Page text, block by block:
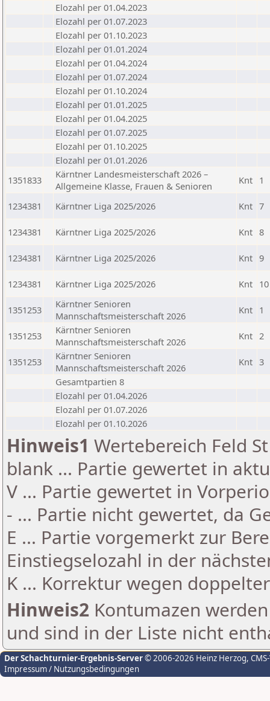
Elozahl per 01.04.2023
Elozahl per 01.07.2023
Elozahl per 01.10.2023
Elozahl per 01.01.2024
Elozahl per 01.04.2024
Elozahl per 01.07.2024
Elozahl per 01.10.2024
Elozahl per 01.01.2025
Elozahl per 01.04.2025
Elozahl per 01.07.2025
Elozahl per 01.10.2025
Elozahl per 01.01.2026
1351833
Kärntner Landesmeisterschaft 2026 –
Allgemeine Klasse, Frauen & Senioren
Knt 1
1234381 Kärntner Liga 2025/2026 Knt 7
1234381 Kärntner Liga 2025/2026 Knt 8
1234381 Kärntner Liga 2025/2026 Knt 9
1234381 Kärntner Liga 2025/2026 Knt 10
1351253
Kärntner Senioren
Mannschaftsmeisterschaft 2026
Knt 1
1351253
Kärntner Senioren
Mannschaftsmeisterschaft 2026
Knt 2
1351253
Kärntner Senioren
Mannschaftsmeisterschaft 2026
Knt 3
Gesamtpartien 8
Elozahl per 01.04.2026
Elozahl per 01.07.2026
Elozahl per 01.10.2026
Hinweis1 Wertebereich Feld
blank ... Partie gewertet in
V ... Partie gewertet in
- ... Partie nicht gewertet, da
E ... Partie vorgemerkt zur
Einstiegselozahl in der
K ... Korrektur wegen
Hinweis2 Kontumazen
und sind in der Liste nicht
Der Schachturnier-Ergebnis-Server© 2006-2026 Heinz Herzog,
Impressum / Nutzungsbedingungen